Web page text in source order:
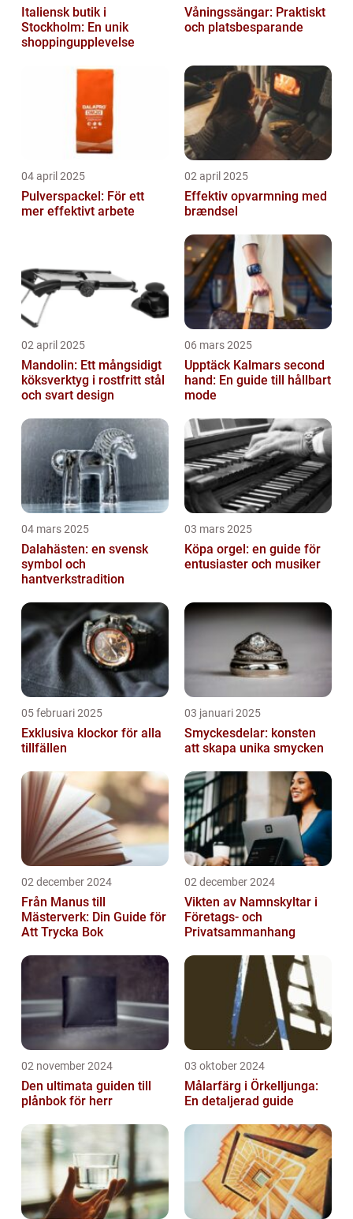
Italiensk butik i
Stockholm: En unik
shoppingupplevelse
Våningssängar: Praktiskt
och platsbesparande
04 april 2025
Pulverspackel: För ett
mer effektivt arbete
02 april 2025
Effektiv opvarmning med
brændsel
02 april 2025
Mandolin: Ett mångsidigt
köksverktyg i rostfritt stål
och svart design
06 mars 2025
Upptäck Kalmars second
hand: En guide till hållbart
mode
04 mars 2025
Dalahästen: en svensk
symbol och
hantverkstradition
03 mars 2025
Köpa orgel: en guide för
entusiaster och musiker
05 februari 2025
Exklusiva klockor för alla
tillfällen
03 januari 2025
Smyckesdelar: konsten
att skapa unika smycken
02 december 2024
Från Manus till
Mästerverk: Din Guide för
Att Trycka Bok
02 december 2024
Vikten av Namnskyltar i
Företags- och
Privatsammanhang
02 november 2024
Den ultimata guiden till
plånbok för herr
03 oktober 2024
Målarfärg i Örkelljunga:
En detaljerad guide